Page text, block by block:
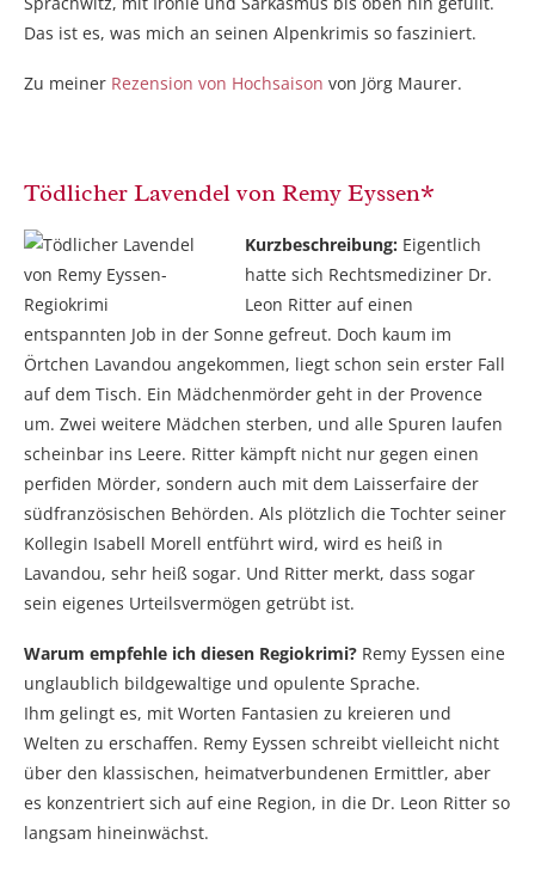
Das ist es, was mich an seinen Alpenkrimis so fasziniert.
Zu meiner Rezension von Hochsaison von Jörg Maurer.
Tödlicher Lavendel von Remy Eyssen*
Kurzbeschreibung: Eigentlich
hatte sich Rechtsmediziner Dr.
Leon Ritter auf einen
entspannten Job in der Sonne gefreut. Doch kaum im
Örtchen Lavandou angekommen, liegt schon sein erster Fall
auf dem Tisch. Ein Mädchenmörder geht in der Provence
um. Zwei weitere Mädchen sterben, und alle Spuren laufen
scheinbar ins Leere. Ritter kämpft nicht nur gegen einen
perfiden Mörder, sondern auch mit dem Laisserfaire der
südfranzösischen Behörden. Als plötzlich die Tochter seiner
Kollegin Isabell Morell entführt wird, wird es heiß in
Lavandou, sehr heiß sogar. Und Ritter merkt, dass sogar
sein eigenes Urteilsvermögen getrübt ist.
Warum empfehle ich diesen Regiokrimi? Remy Eyssen eine
unglaublich bildgewaltige und opulente Sprache.
Ihm gelingt es, mit Worten Fantasien zu kreieren und
Welten zu erschaffen. Remy Eyssen schreibt vielleicht nicht
über den klassischen, heimatverbundenen Ermittler, aber
es konzentriert sich auf eine Region, in die Dr. Leon Ritter so
langsam hineinwächst.